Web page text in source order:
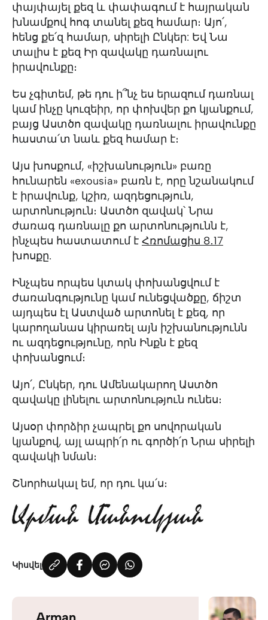
փայփայել քեզ և փափագում է հայրական
խնամքով հոգ տանել քեզ համար։ Այո՛,
հենց քե՛զ համար, սիրելի Ընկեր: Եվ Նա
տալիս է քեզ Իր զավակը դառնալու
իրավունքը։
Ես չգիտեմ, թե դու ի՞նչ ես երազում դառնալ
կամ ինչը կուզեիր, որ փոխվեր քո կյանքում,
բայց Աստծո զավակը դառնալու իրավունքը
հաստա՛տ նաև քեզ համար է։
Այս խոսքում, «իշխանություն» բառը
հունարեն «exousia» բառն է, որը նշանակում
է իրավունք, կշիռ, ազդեցություն,
արտոնություն։ Աստծո զավակ՝ Նրա
ժառագ դառնալը քո արտոնությունն է,
ինչպես հաստատում է Հռոմացիս 8․17
խոսքը.
Ինչպես որպես կտակ փոխանցվում է
ժառանգությունը կամ ունեցվածքը, ճիշտ
այդպես էլ Աստված արտոնել է քեզ, որ
կարողանաս կիրառել այն իշխանությունն
ու ազդեցությունը, որն Ինքն է քեզ
փոխանցում։
Այո՛, Ընկեր, դու Ամենակարող Աստծո
զավակը լինելու արտոնություն ունես։
Այսօր փորձիր չապրել քո սովորական
կյանքով, այլ ապրի՛ր ու գործի՛ր Նրա սիրելի
զավակի նման։
Շնորհակալ եմ, որ դու կա՛ս։
Կիսվել